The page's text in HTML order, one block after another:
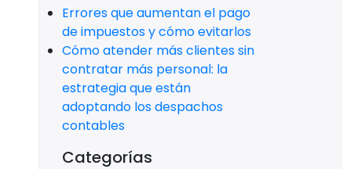
Errores que aumentan el pago
de impuestos y cómo evitarlos
Cómo atender más clientes sin
contratar más personal: la
estrategia que están
adoptando los despachos
contables
Categorías